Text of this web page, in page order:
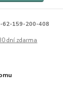
62-159-200-408
dní zdarma